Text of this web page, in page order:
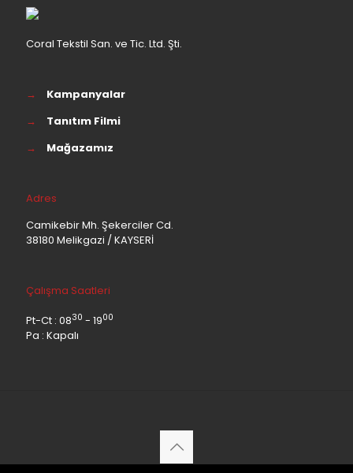
Coral Tekstil San. ve Tic. Ltd. Şti.
→
Kampanyalar
→
Tanıtım Filmi
→
Mağazamız
Adres
Camikebir Mh. Şekerciler Cd.
38180 Melikgazi / KAYSERİ
Çalışma Saatleri
Pt-Ct : 0830 - 1900
Pa : Kapalı